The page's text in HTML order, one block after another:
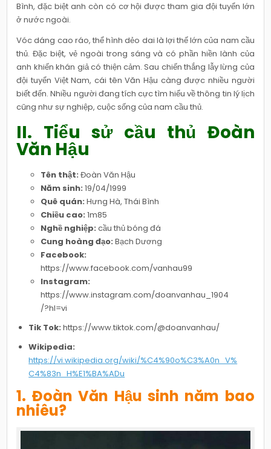
Bình, đặc biệt anh còn có cơ hội được tham gia đội tuyển lớn
ở nước ngoài.
Vóc dáng cao ráo, thể hình dẻo dai là lợi thế lớn của nam cầu
thủ. Đặc biệt, vẻ ngoài trong sáng và có phần hiền lành của
anh khiến khán giả có thiện cảm. Sau chiến thắng lẫy lừng của
đội tuyển Việt Nam, cái tên Văn Hậu càng được nhiều người
biết đến. Nhiều người đang tích cực tìm hiểu về thông tin lý lịch
cũng như sự nghiệp, cuộc sống của nam cầu thủ.
II. Tiểu sử cầu thủ Đoàn
Văn Hậu
Tên thật: Đoàn Văn Hậu
Năm sinh:19/04/1999
Quê quán:Hưng Hà, Thái Bình
Chiều cao: 1m85
Nghề nghiệp: cầu thủ bóng đá
Cung hoàng đạo: Bạch Dương
Facebook:
https://www.facebook.com/vanhau99
Instagram:
https://www.instagram.com/doanvanhau_1904
/?hl=vi
Tik Tok:https://www.tiktok.com/@doanvanhau/
Wikipedia:
https://vi.wikipedia.org/wiki/%C4%90o%C3%A0n_V%
C4%83n_H%E1%BA%ADu
1. Đoàn Văn Hậu sinh năm bao
nhiêu?